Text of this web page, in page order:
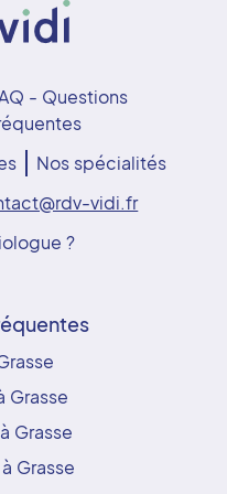
- Questions
Nos spécialités
vidi.fr
?
Grasse
Grasse
Grasse